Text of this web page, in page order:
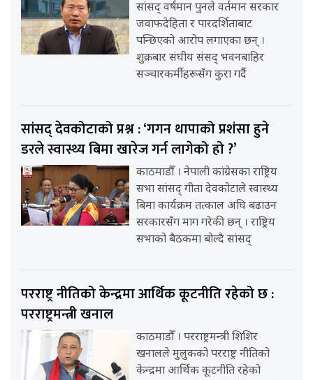
सांसद् वर्षमान पुनले वर्तमान सरकार
जवाफदेहिता र पारदर्शिताबाट
पन्छिएको आरोप लगाएका छन् ।
शुक्रबार संघीय संसद् भवनबाहिर
सञ्चारकर्मीहरूसँग कुरा गर्दै
सांसद् देवकोटाको प्रश्न : ‘गगन थापाको प्रशंसा हुने
डरले स्वास्थ्य बिमा खारेज गर्न लागेको हो ?’
काठमाडौँ । नेपाली कांग्रेसका राष्ट्रिय
सभा सांसद् गीता देवकोटाले स्वास्थ्य
बिमा कार्यक्रम तत्काल अघि बढाउन
सरकारसँग माग गरेकी छन् । राष्ट्रिय
सभाको बैठकमा बोल्दै सांसद्
परराष्ट्र नीतिको केन्द्रमा आर्थिक कूटनीति रहेको छ :
परराष्ट्रमन्त्री खनाल
काठमाडौँ । परराष्ट्रमन्त्री शिशिर
खनालले मुलुकको परराष्ट्र नीतिको
केन्द्रमा आर्थिक कूटनीति रहेको